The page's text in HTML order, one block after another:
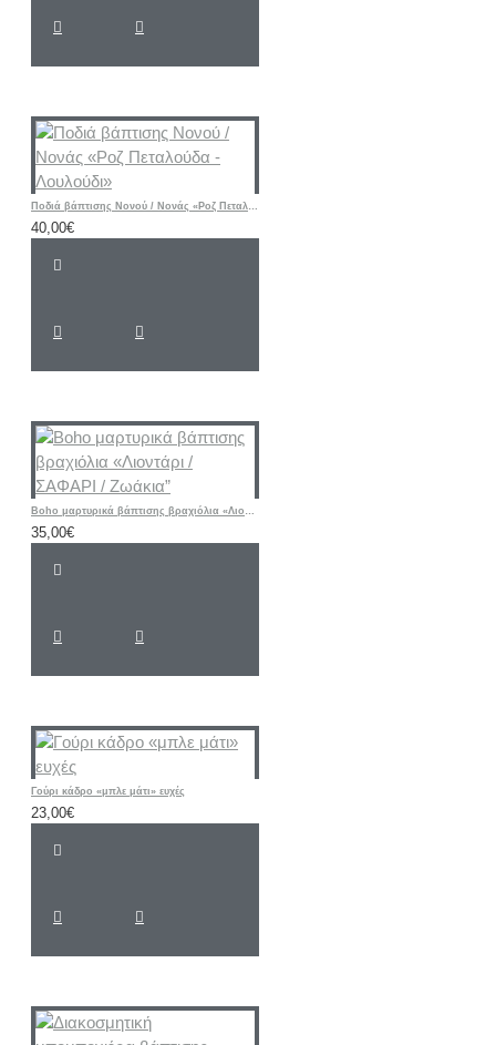
Ποδιά βάπτισης Νονού / Νονάς «Ροζ Πεταλούδα - Λουλούδι»
40,00€
Boho μαρτυρικά βάπτισης βραχιόλια «Λιοντάρι / ΣΑΦΑΡΙ / Ζωάκια”
35,00€
Γούρι κάδρο «μπλε μάτι» ευχές
23,00€